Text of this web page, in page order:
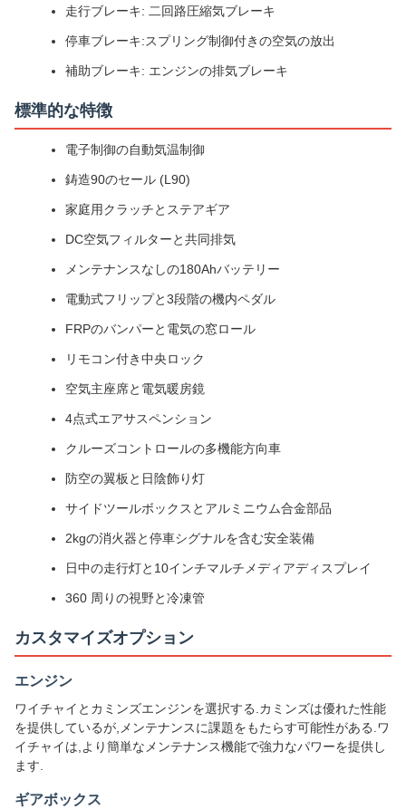
走行ブレーキ: 二回路圧縮気ブレーキ
停車ブレーキ:スプリング制御付きの空気の放出
補助ブレーキ: エンジンの排気ブレーキ
標準的な特徴
電子制御の自動気温制御
鋳造90のセール (L90)
家庭用クラッチとステアギア
DC空気フィルターと共同排気
メンテナンスなしの180Ahバッテリー
電動式フリップと3段階の機内ペダル
FRPのバンパーと電気の窓ロール
リモコン付き中央ロック
空気主座席と電気暖房鏡
4点式エアサスペンション
クルーズコントロールの多機能方向車
防空の翼板と日陰飾り灯
サイドツールボックスとアルミニウム合金部品
2kgの消火器と停車シグナルを含む安全装備
日中の走行灯と10インチマルチメディアディスプレイ
360 周りの視野と冷凍管
カスタマイズオプション
エンジン
ワイチャイとカミンズエンジンを選択する.カミンズは優れた性能
を提供しているが,メンテナンスに課題をもたらす可能性がある.ワ
イチャイは,より簡単なメンテナンス機能で強力なパワーを提供し
ます.
ギアボックス